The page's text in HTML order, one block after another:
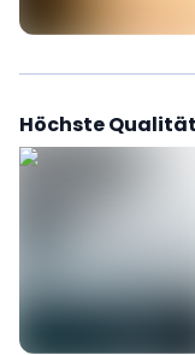
Höchste Qualität